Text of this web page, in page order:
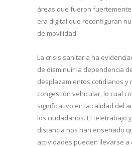
áreas que fueron
era digital que reconfiguran
de movilidad.
La crisis sanitaria ha
de disminuir la dependencia
desplazamientos cotidianos y
congestión vehicular, lo cual
significativo en la calidad del
los ciudadanos. El teletrabajo
distancia nos han enseñado
actividades pueden llevarse a